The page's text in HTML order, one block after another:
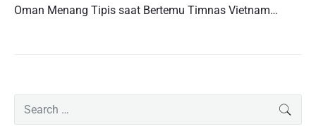
Oman Menang Tipis saat Bertemu Timnas Vietnam…